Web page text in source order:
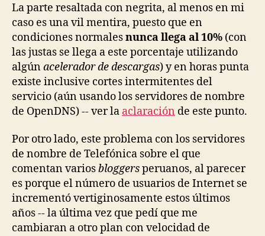
La parte resaltada con negrita, al menos en mi
caso es una vil mentira, puesto que en
condiciones normalesnunca llega al 10% (con
las justas se llega a este porcentaje utilizando
algúnacelerador de descargas) y en horas punta
existe inclusive cortes intermitentes del
servicio (aún usando los servidores de nombre
de OpenDNS) -- ver la aclaración de este punto.
Por otro lado, este problema con los servidores
de nombre de Telefónica sobre el que
comentan variosbloggersperuanos, al parecer
es porque el número de usuarios de Internet se
incrementó vertiginosamente estos últimos
años -- la última vez que pedí que me
cambiaran a otro plan con velocidad de